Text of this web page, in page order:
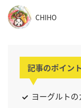
CHIHO
記事のポイント
ヨーグルトの